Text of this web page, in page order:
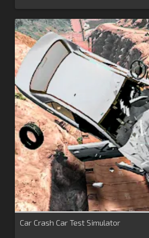
Car Crash Car Test Simulator